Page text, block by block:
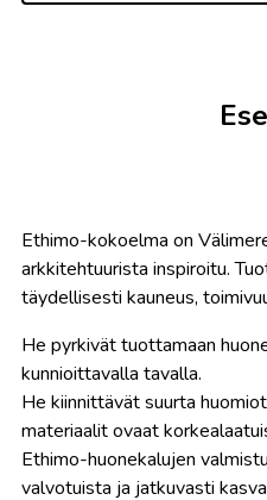
Ethimo-kokoelma on
arkkitehtuurista inspiroitu.
täydellisesti kauneus,
He pyrkivät tuottamaan
kunnioittavalla tavalla.
He kiinnittävät suurta
materiaalit ovaat
Ethimo-huonekalujen
valvotuista ja jatkuvasti